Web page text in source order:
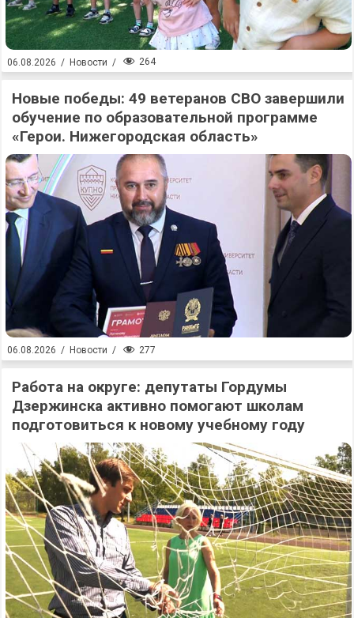
06.08.2026 / Новости / 264
Новые победы: 49 ветеранов СВО завершили
обучение по образовательной программе
«Герои. Нижегородская область»
06.08.2026 / Новости / 277
Работа на округе: депутаты Гордумы
Дзержинска активно помогают школам
подготовиться к новому учебному году